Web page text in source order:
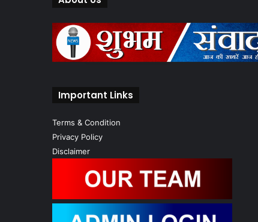
Important Links
Terms & Condition
Privacy Policy
Disclaimer